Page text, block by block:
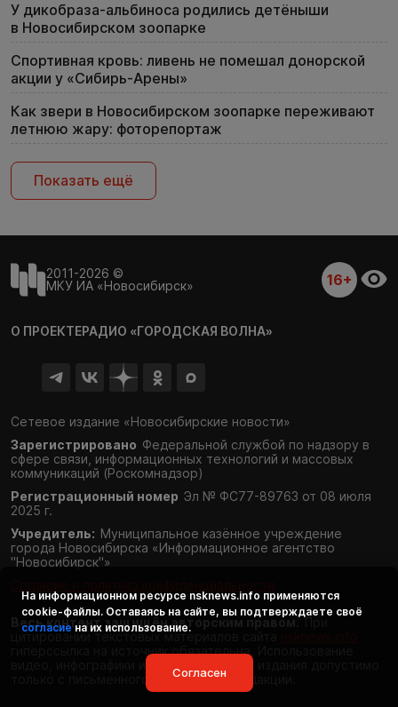
У дикобраза-альбиноса родились детёныши
в Новосибирском зоопарке
Спортивная кровь: ливень не помешал донорской
акции у «Сибирь-Арены»
Как звери в Новосибирском зоопарке переживают
летнюю жару: фоторепортаж
Показать ещё
2011-2026 ©
МКУ ИА «Новосибирск»
16+
О ПРОЕКТЕРАДИО «ГОРОДСКАЯ ВОЛНА»
Сетевое издание «Новосибирские новости»
Зарегистрировано Федеральной службой по надзору в
сфере связи, информационных технологий и массовых
коммуникаций (Роскомнадзор)
Регистрационный номер Эл № ФС77-89763 от 08 июля
2025 г.
Учредитель: Муниципальное казённое учреждение
города Новосибирска «Информационное агентство
"Новосибирск"»
Весь контент защищён авторским правом. При
цитировании текстовых материалов сайта
гиперссылка на источник обязательна. Использование
видео, инфографики и фотоматериалов издания допустимо
только с письменного разрешения редакции.
На информационном ресурсе nsknews.info применяются
cookie-файлы. Оставаясь на сайте, вы подтверждаете своё
согласие на их использование.
Согласен